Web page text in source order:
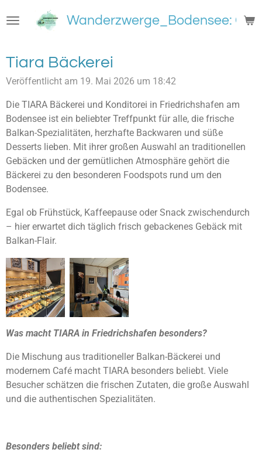
Hauptinhalt
Wanderzwerge_Bodensee:
Tiara Bäckerei
Veröffentlicht am 19. Mai 2026 um 18:42
Die TIARA Bäckerei und Konditorei in Friedrichshafen am
Bodensee ist ein beliebter Treffpunkt für alle, die frische
Balkan-Spezialitäten, herzhafte Backwaren und süße
Desserts lieben. Mit ihrer großen Auswahl an traditionellen
Gebäcken und der gemütlichen Atmosphäre gehört die
Bäckerei zu den besonderen Foodspots rund um den
Bodensee.
Egal ob Frühstück, Kaffeepause oder Snack zwischendurch
– hier erwartet dich täglich frisch gebackenes Gebäck mit
Balkan-Flair.
Was macht TIARA in Friedrichshafen besonders?
Die Mischung aus traditioneller Balkan-Bäckerei und
modernem Café macht TIARA besonders beliebt. Viele
Besucher schätzen die frischen Zutaten, die große Auswahl
und die authentischen Spezialitäten.
Besonders beliebt sind: